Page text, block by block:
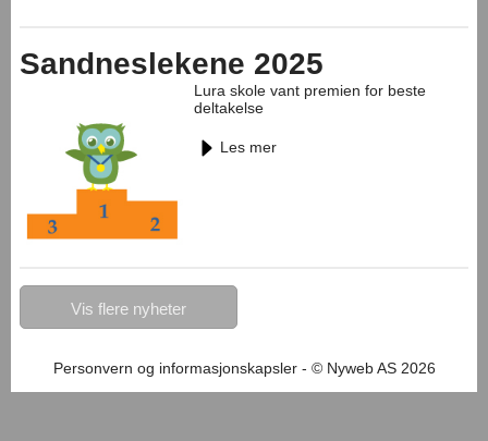
Sandneslekene 2025
Lura skole vant premien for beste
deltakelse
Les mer
Personvern og informasjonskapsler- © Nyweb AS 2026